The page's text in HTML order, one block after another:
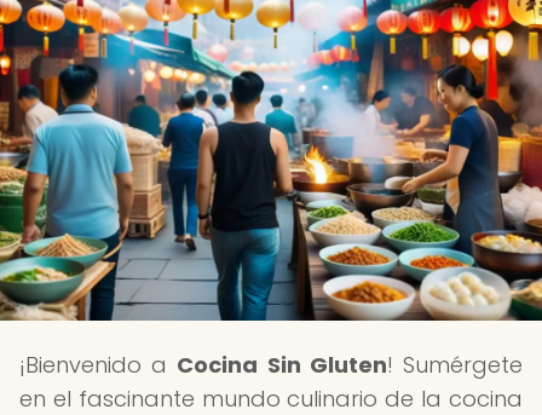
¡Bienvenido a Cocina Sin Gluten! Sumérgete
en el fascinante mundo culinario de la cocina